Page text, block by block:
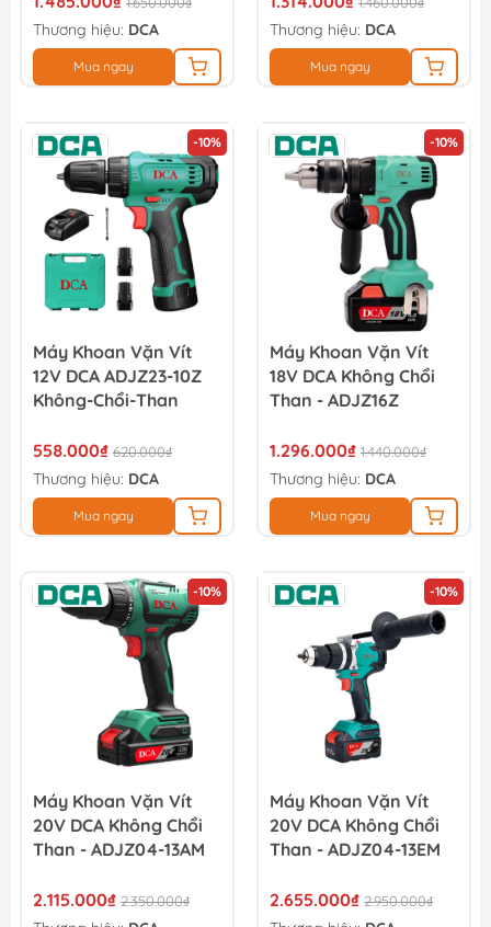
Thương hiệu: DCA
Mua ngay
Thương hiệu: DCA
Mua ngay
-10%
Máy Khoan Vặn Vít
12V DCA ADJZ23-10Z
Không-Chổi-Than
558.000₫ 620.000₫
Thương hiệu: DCA
Mua ngay
-10%
Máy Khoan Vặn Vít
18V DCA Không Chổi
Than - ADJZ16Z
1.296.000₫ 1.440.000₫
Thương hiệu: DCA
Mua ngay
-10%
Máy Khoan Vặn Vít
20V DCA Không Chổi
Than - ADJZ04-13AM
2.115.000₫ 2.350.000₫
-10%
Máy Khoan Vặn Vít
20V DCA Không Chổi
Than - ADJZ04-13EM
2.655.000₫ 2.950.000₫